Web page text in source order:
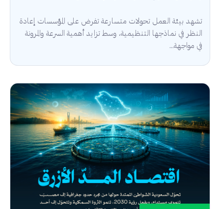
تشهد بيئة العمل تحولات متسارعة تفرض على المؤسسات إعادة
النظر في نماذجها التنظيمية، وسط تزايد أهمية السرعة والمرونة
في مواجهة...